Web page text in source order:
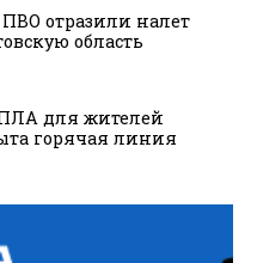
отразили налет
область
для жителей
горячая линия